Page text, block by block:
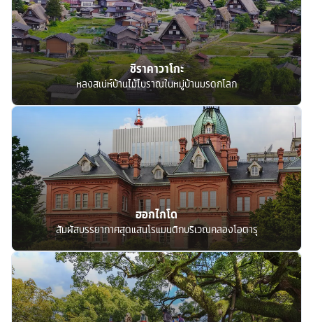
ชิราคาวาโกะ
หลงสเน่ห์บ้านไม้โบราณในหมู่บ้านมรดกโลก
ฮอกไกโด
สัมผัสบรรยากาศสุดแสนโรแมนติกบริเวณคลองโอตารุ